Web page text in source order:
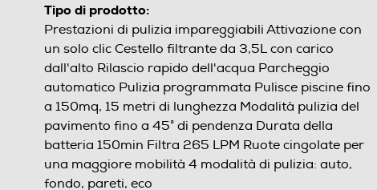
Tipo di prodotto:
Prestazioni di pulizia impareggiabili Attivazione con
un solo clic Cestello filtrante da 3,5L con carico
dall'alto Rilascio rapido dell'acqua Parcheggio
automatico Pulizia programmata Pulisce piscine fino
a 150mq, 15 metri di lunghezza Modalità pulizia del
pavimento fino a 45° di pendenza Durata della
batteria 150min Filtra 265 LPM Ruote cingolate per
una maggiore mobilità 4 modalità di pulizia: auto,
fondo, pareti, eco